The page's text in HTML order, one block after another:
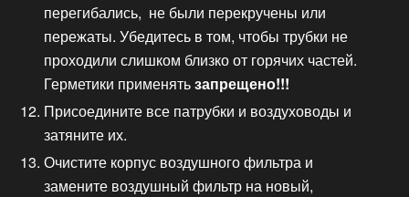
перегибались, не были перекручены или
пережаты. Убедитесь в том, чтобы трубки не
проходили слишком близко от горячих частей.
Герметики применятьзапрещено!!!
Присоедините все патрубки и воздуховоды и
затяните их.
Очистите корпус воздушного фильтра и
замените воздушный фильтр на новый,